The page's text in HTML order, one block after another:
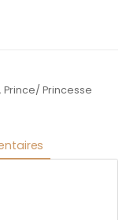
,Prince/ Princesse